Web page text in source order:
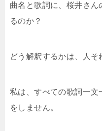
曲名と歌詞に、桜井さ
るのか？
どう解釈するかは、人そ
私は、すべての歌詞一文
をしません。